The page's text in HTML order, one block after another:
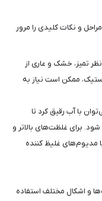
و نکات کلیدی را مرور
تمیز، خشک و عاری از
ممکن است نیاز به
با آب رقیق کرد تا
برای غلظت‌های بالاتر و
مدیوم‌های غلیظ کننده
و اشکال مختلف استفاده